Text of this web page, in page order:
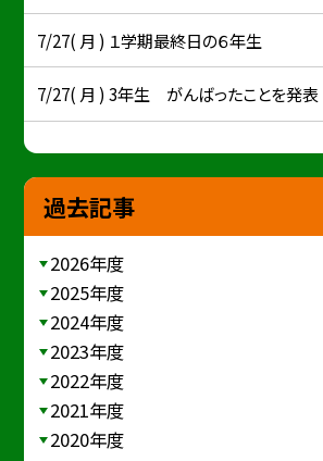
7/27( 月 ) １学期最終日の６年生
7/27( 月 ) 3年生 がんばったことを発表
過去記事
2026年度
2025年度
2024年度
2023年度
2022年度
2021年度
2020年度